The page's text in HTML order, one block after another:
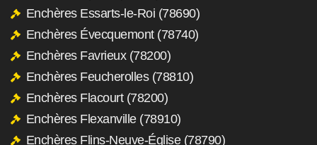
Enchères Essarts-le-Roi (78690)
Enchères Évecquemont (78740)
Enchères Favrieux (78200)
Enchères Feucherolles (78810)
Enchères Flacourt (78200)
Enchères Flexanville (78910)
Enchères Flins-Neuve-Église (78790)